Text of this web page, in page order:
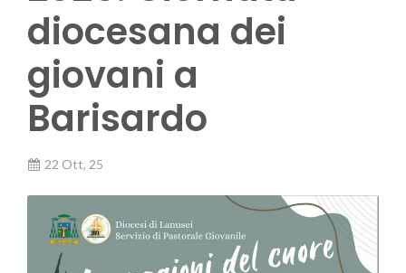
diocesana dei
giovani a
Barisardo
22 Ott, 25